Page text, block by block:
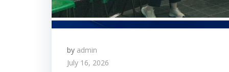
by admin
July 16, 2026